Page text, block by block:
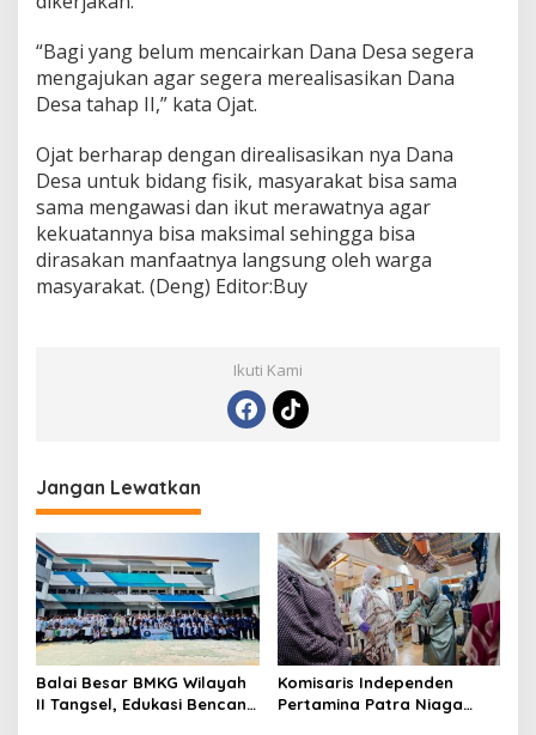
“Bagi yang belum mencairkan Dana Desa segera
mengajukan agar segera merealisasikan Dana
Desa tahap II,” kata Ojat.
Ojat berharap dengan direalisasikan nya Dana
Desa untuk bidang fisik, masyarakat bisa sama
sama mengawasi dan ikut merawatnya agar
kekuatannya bisa maksimal sehingga bisa
dirasakan manfaatnya langsung oleh warga
masyarakat. (Deng) Editor:Buy
Ikuti Kami
Jangan Lewatkan
Balai Besar BMKG Wilayah
II Tangsel, Edukasi Bencana
Komisaris Independen
Pertamina Patra Niaga